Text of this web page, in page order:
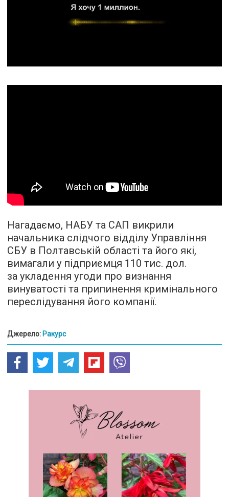
Нагадаємо, НАБУ та САП викрили
начальника слідчого відділу Управління
СБУ в Полтавській області та його які,
вимагали у підприємця 110 тис. дол.
за укладення угоди про визнання
винуватості та припинення кримінального
переслідування його компанії.
Джерело: Ракурс